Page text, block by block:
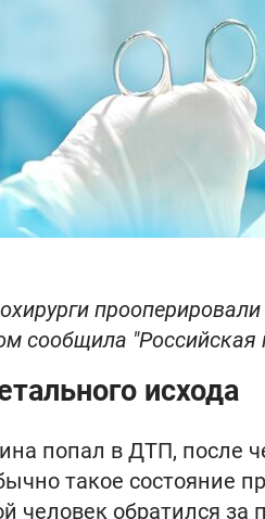
сообщила "Российская
исхода
попал в ДТП, после
такое состояние
человек обратился